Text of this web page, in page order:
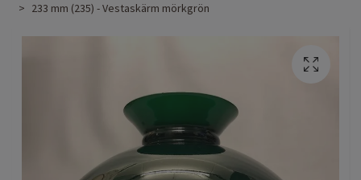
233 mm (235) - Vestaskärm mörkgrön